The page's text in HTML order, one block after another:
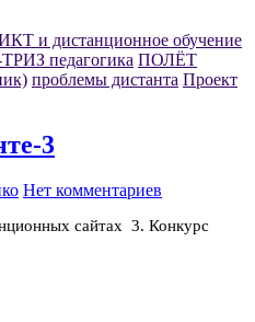
и дистанционное обучение
педагогика ПОЛЁТ
проблемы дистанта Проект
3
Нет комментариев
сайтах 3. Конкурс